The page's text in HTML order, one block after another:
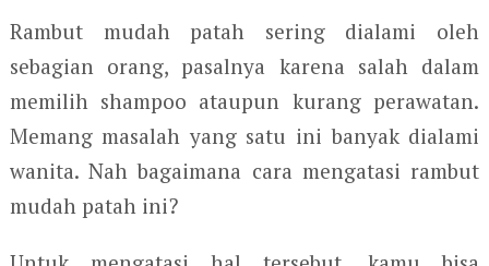
Rambut mudah patah sering dialami oleh
sebagian orang, pasalnya karena salah dalam
memilih shampoo ataupun kurang perawatan.
Memang masalah yang satu ini banyak dialami
wanita. Nah bagaimana cara mengatasi rambut
mudah patah ini?